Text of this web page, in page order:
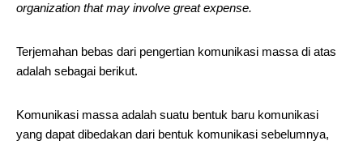
organization that may involve great expense.
Terjemahan bebas dari pengertian komunikasi massa di atas
adalah sebagai berikut.
Komunikasi massa adalah suatu bentuk baru komunikasi
yang dapat dibedakan dari bentuk komunikasi sebelumnya,